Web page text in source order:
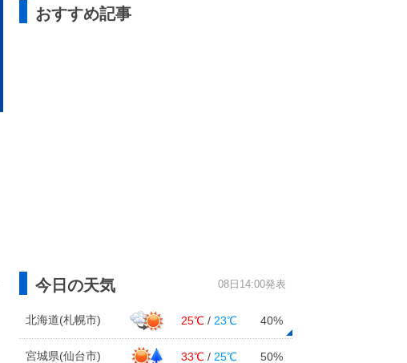
おすすめ記事
今日の天気 08日14:00発表
北海道(札幌市) 25℃ / 23℃ 40%
宮城県(仙台市) 33℃ / 25℃ 50%